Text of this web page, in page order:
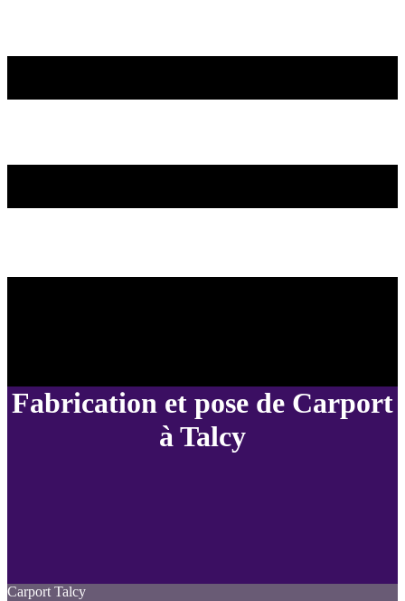
Fabrication et pose de Carport
à Talcy
Carport Talcy